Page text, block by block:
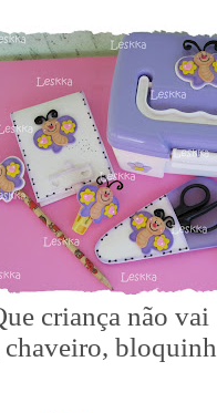
criança não vai